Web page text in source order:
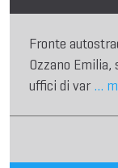
Fronte
Ozzano Emilia,
uffici di var ...